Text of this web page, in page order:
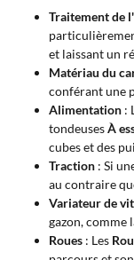
Traitement de
et laissant un
Matériau du
conférant une
Alimentation :
tondeusesÀ
cubes et des
Traction : Si
au contraire
Variateur de
gazon, comme
Roues : Les